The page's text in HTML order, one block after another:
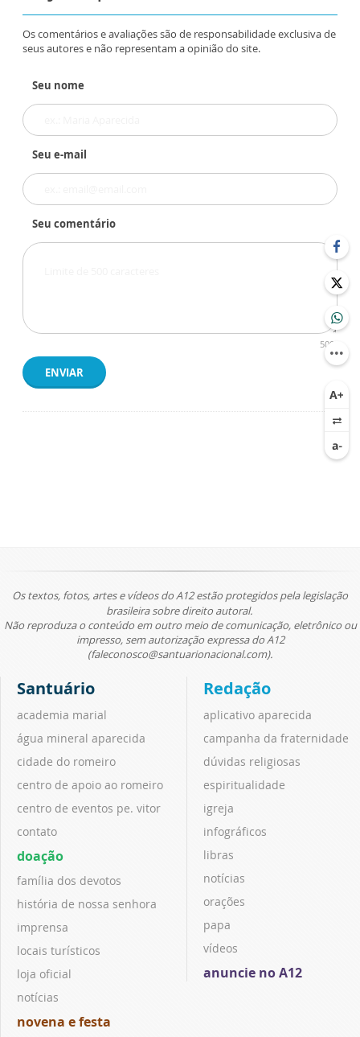
Os comentários e avaliações são de responsabilidade exclusiva de
seus autores e não representam a opinião do site.
Seu nome
Seu e-mail
Seu comentário
500
ENVIAR
Os textos, fotos, artes e vídeos do A12 estão protegidos pela legislação
brasileira sobre direito autoral.
Não reproduza o conteúdo em outro meio de comunicação, eletrônico ou
impresso, sem autorização expressa do A12
(faleconosco@santuarionacional.com).
Santuário
academia marial
água mineral aparecida
cidade do romeiro
centro de apoio ao romeiro
centro de eventos pe. vitor
contato
doação
família dos devotos
história de nossa senhora
imprensa
locais turísticos
loja oficial
notícias
novena e festa
Redação
aplicativo aparecida
campanha da fraternidade
dúvidas religiosas
espiritualidade
igreja
infográficos
libras
notícias
orações
papa
vídeos
anuncie no A12